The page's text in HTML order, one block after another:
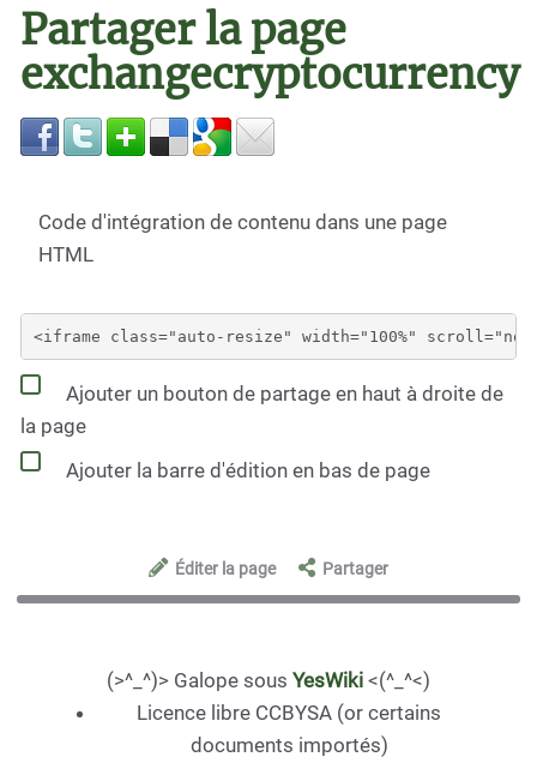
Partager la page
exchangecryptocurrency
Code d'intégration de contenu dans une page
HTML
Ajouter un bouton de partage en haut à droite de
la page
Ajouter la barre d'édition en bas de page
Éditer la page Partager
(>^_^)> Galope sous YesWiki <(^_^<)
Licence libre CCBYSA (or certains
documents importés)